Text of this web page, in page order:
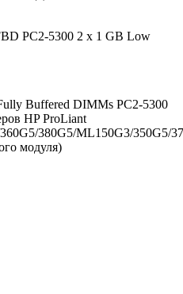
PC2-5300 2 x 1 GB Low
Buffered DIMMs PC2-5300
HP ProLiant
380G5/ML150G3/350G5/
модуля)